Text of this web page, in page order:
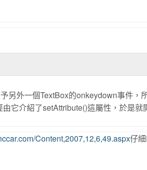
另外一個TextBox的onkeydown事件，
由它介紹了setAttribute()這屬性，於是就
Content,2007,12,6,49.aspx仔